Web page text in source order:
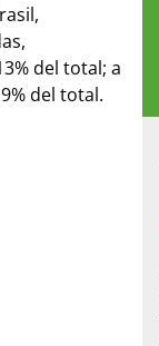
del total; a
del total.